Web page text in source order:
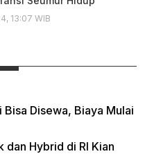
13:07 WIB
Disewa, Biaya Mulai
dan Hybrid di RI Kian